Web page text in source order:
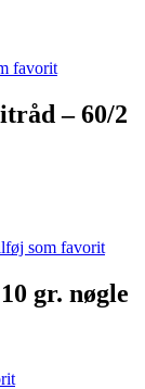
favorit
– 60/2
som favorit
gr. nøgle